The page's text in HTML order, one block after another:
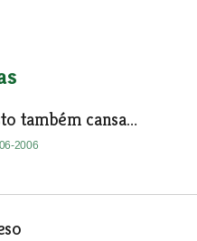
também cansa…
06-2006